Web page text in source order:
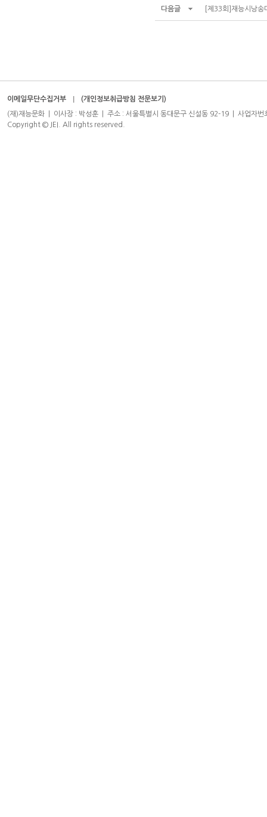
다음글 [제33회]재능시낭
이메일무단수집거부 (개인정보취급방침 전문보기)
(재)재능문화 | 이사장 : 박성훈 | 주소 : 서울특별시 동대문구 신설동 92-19 | 사
Copyright © JEI. All rights reserved.